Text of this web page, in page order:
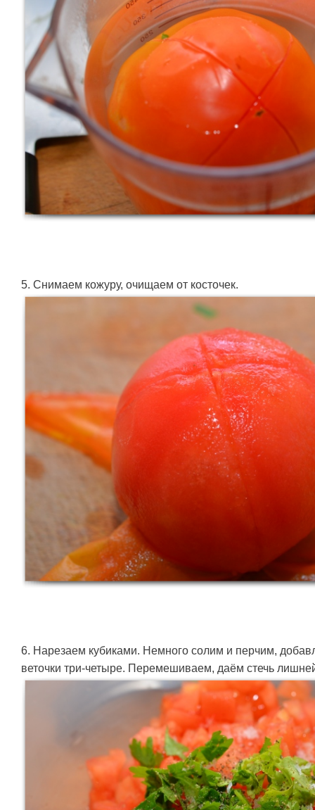
5. Снимаем кожуру, очищаем от косточек.
6. Нарезаем кубиками. Немного солим и перчим,
веточки три-четыре. Перемешиваем, даём стечь